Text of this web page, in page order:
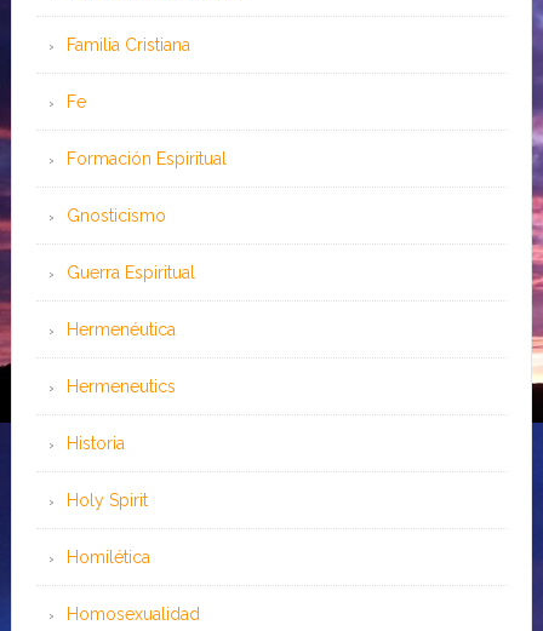
Familia Cristiana
Fe
Formación Espiritual
Gnosticismo
Guerra Espiritual
Hermenéutica
Hermeneutics
Historia
Holy Spirit
Homilética
Homosexualidad